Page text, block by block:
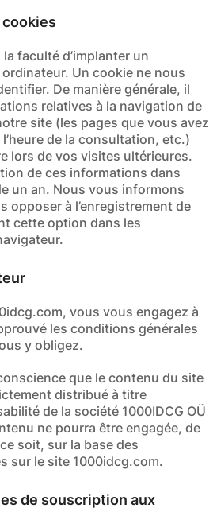
faculté d’implanter un
Un cookie ne nous
De manière générale, il
relatives à la navigation de
site (les pages que vous avez
de la consultation, etc.)
lors de vos visites ultérieures.
de ces informations dans
un an. Nous vous informons
opposer à l’enregistrement de
cette option dans les
vous vous engagez à
les conditions générales
y obligez.
que le contenu du site
distribué à titre
de la société 1000IDCG OÜ
ne pourra être engagée, de
soit, sur la base des
sur le site 1000idcg.com.
de souscription aux